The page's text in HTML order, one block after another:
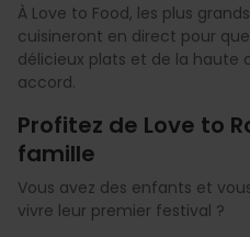
À Love to Food, les plus
cuisineront en direct pour
délicieux plats et de la haute
accord.
Profitez de Love to
famille
Vous avez des enfants et
vivre leur premier festival ?